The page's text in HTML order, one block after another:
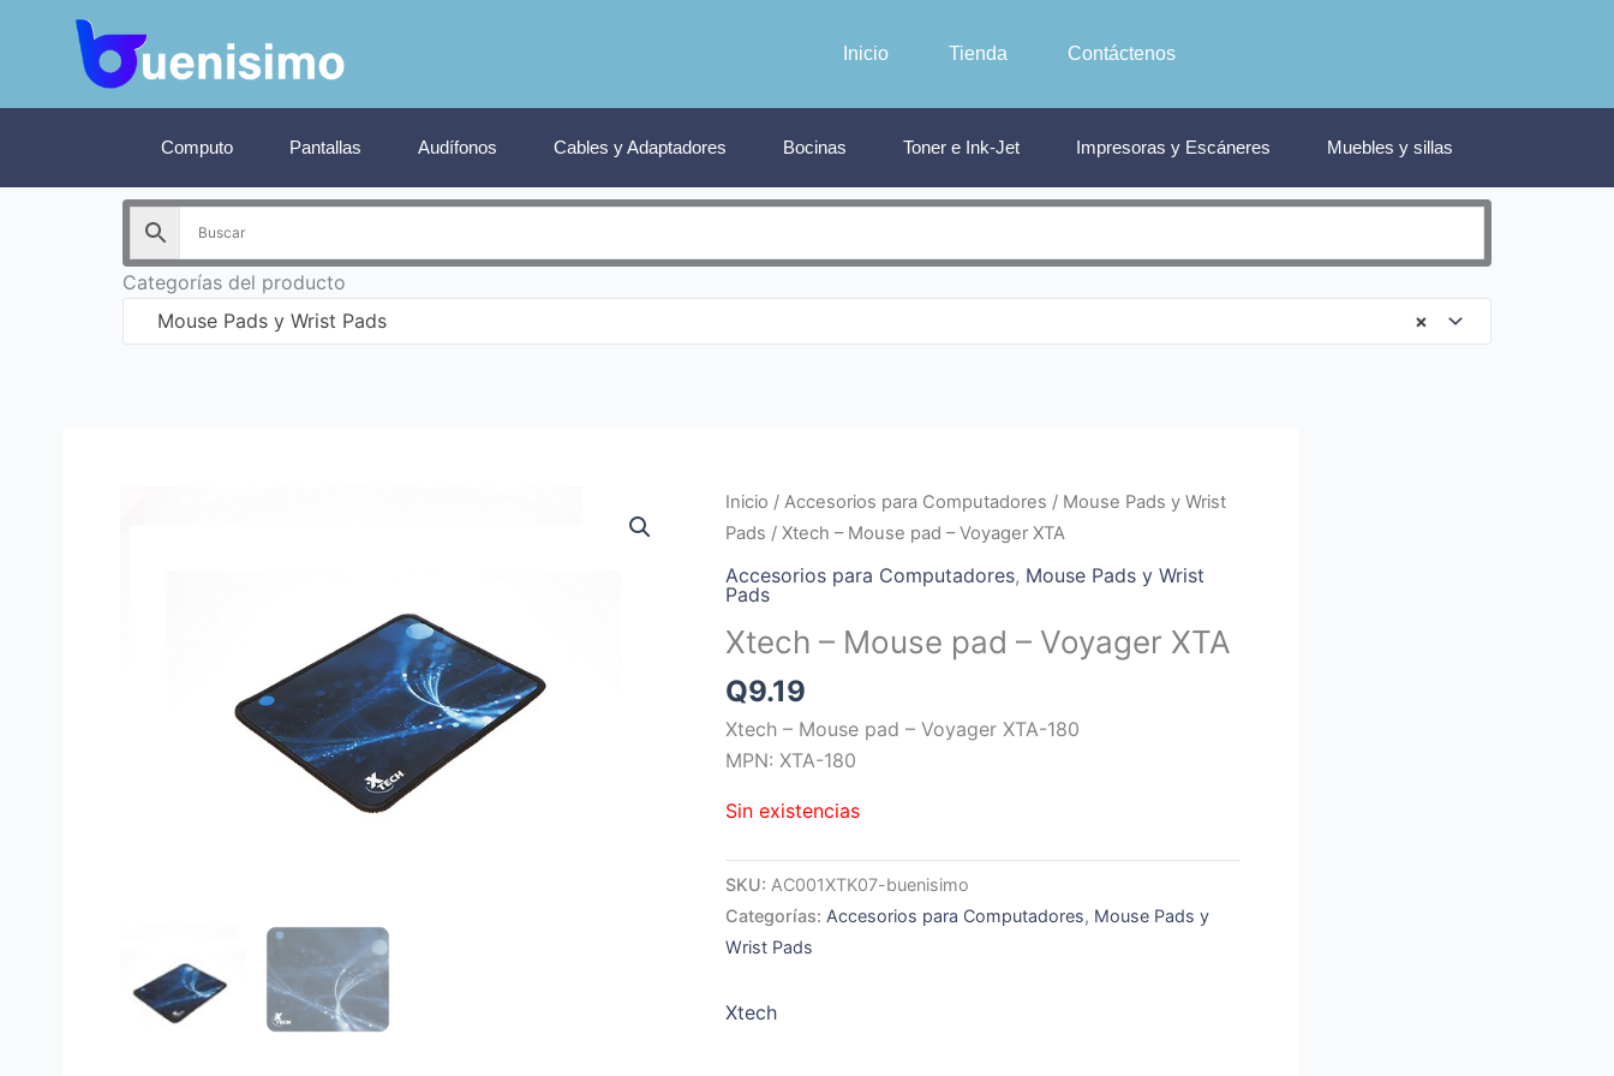
contenido
Inicio Tienda Contáctenos
Computo Pantallas Audífonos Cables y Adaptadores Bocinas Toner e Ink-Jet Impresoras y Escáneres Muebles y sillas
Categorías del producto
×
Mouse Pads y Wrist Pads
Inicio / Accesorios para Computadores / Mouse Pads y Wrist
Pads / Xtech – Mouse pad – Voyager XTA
Accesorios para Computadores, Mouse Pads y Wrist
Pads
Xtech – Mouse pad – Voyager XTA
Q9.19
Xtech – Mouse pad – Voyager XTA-180
MPN: XTA-180
Sin existencias
SKU: AC001XTK07-buenisimo
Categorías: Accesorios para Computadores, Mouse Pads y
Wrist Pads
Xtech